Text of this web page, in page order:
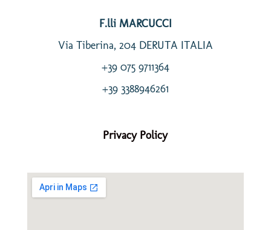
F.lli MARCUCCI
Via Tiberina, 204 DERUTA ITALIA
+39 075 9711364
+39 3388946261
Privacy Policy